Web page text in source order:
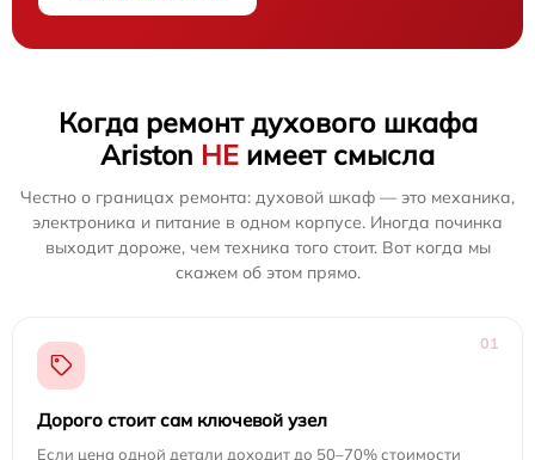
Когда ремонт духового шкафа
Ariston НЕ имеет смысла
Честно о границах ремонта: духовой шкаф — это механика,
электроника и питание в одном корпусе. Иногда починка
выходит дороже, чем техника того стоит. Вот когда мы
скажем об этом прямо.
01
Дорого стоит сам ключевой узел
Если цена одной детали доходит до 50–70% стоимости